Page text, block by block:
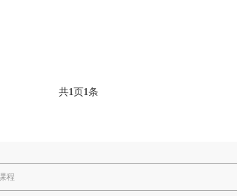
共1页1条